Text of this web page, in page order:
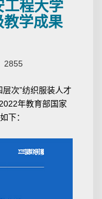
工程大学
学成果
2855
次”纺织服装人才
年教育部国家
下：